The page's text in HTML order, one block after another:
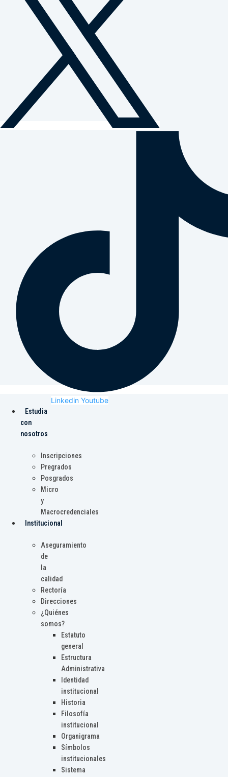
Linkedin Youtube
Estudia
con
nosotros
Inscripciones
Pregrados
Posgrados
Micro
y
Macrocredenciales
Institucional
Aseguramiento
de
la
calidad
Rectoría
Direcciones
¿Quiénes
somos?
Estatuto
general
Estructura
Administrativa
Identidad
institucional
Historia
Filosofía
institucional
Organigrama
Símbolos
institucionales
Sistema